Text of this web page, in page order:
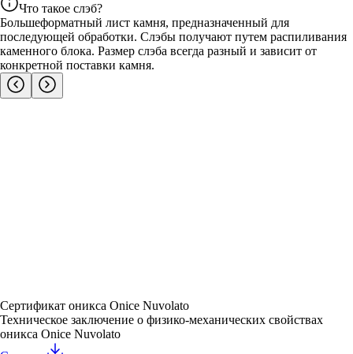
Что такое слэб?
Большеформатный лист камня, предназначенный для
последующей обработки. Слэбы получают путем распиливания
каменного блока. Размер слэба всегда разный и зависит от
конкретной поставки камня.
Сертификат оникса Onice Nuvolato
Техническое заключение о физико-механических свойствах
оникса Onice Nuvolato